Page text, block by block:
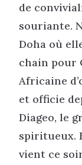
de
souriante.
Doha où
chain pour
Africaine
et officie
Diageo, le
spiritueux.
vient ce